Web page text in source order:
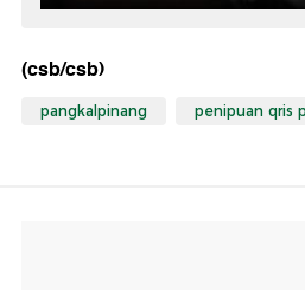
(csb/csb)
pangkalpinang penipuan qris